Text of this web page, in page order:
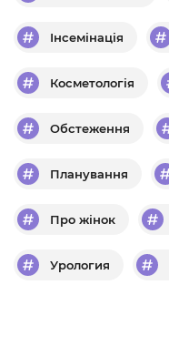
Інсемінація
Косметологія
Обстеження
Планування
Про жінок
Урология